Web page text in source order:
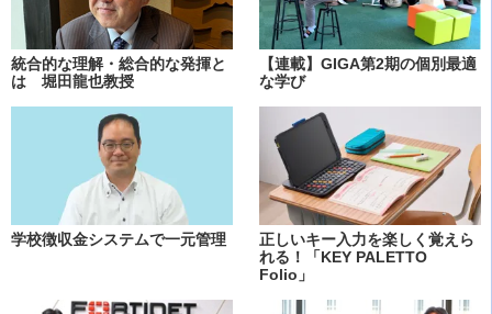
統合的な理解・総合的な発揮と
は 堀田龍也教授
【連載】GIGA第2期の個別最適
な学び
学校徴収金システムで一元管理
正しいキー入力を楽しく覚えら
れる！「KEY PALETTO
Folio」